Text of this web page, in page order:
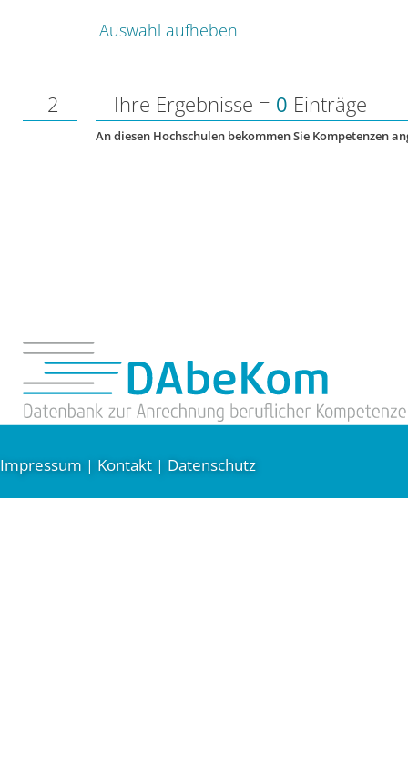
Auswahl aufheben
2 Ihre Ergebnisse = 0 Einträge
An diesen Hochschulen bekommen Sie Kompetenzen
Impressum | Kontakt | Datenschutz